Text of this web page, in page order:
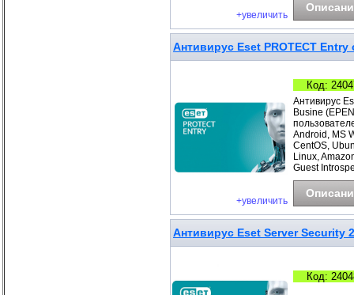
+увеличить
Антивирус Eset PROTECT
+увеличить
Код:
Антивирус
Busine
Android, MS
CentOS,
Linux,
Guest
Антивирус Eset Server Security
Код: